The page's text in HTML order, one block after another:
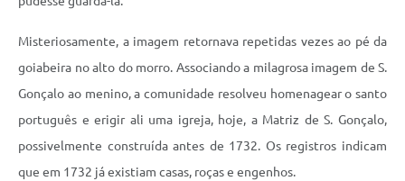
Misteriosamente, a imagem retornava repetidas vezes ao pé da
goiabeira no alto do morro. Associando a milagrosa imagem de S.
Gonçalo ao menino, a comunidade resolveu homenagear o santo
português e erigir ali uma igreja, hoje, a Matriz de S. Gonçalo,
possivelmente construída antes de 1732. Os registros indicam
que em 1732 já existiam casas, roças e engenhos.